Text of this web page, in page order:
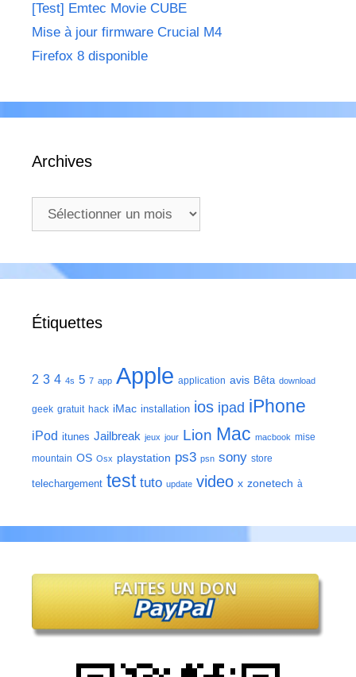
[Test] Emtec Movie CUBE
Mise à jour firmware Crucial M4
Firefox 8 disponible
Archives
Archives
Étiquettes
2 3 4 4s 5 7 app Apple application avis Bêta download
geek gratuit hack iMac installation ios ipad iPhone
iPod itunes Jailbreak jeux jour Lion Mac macbook mise
mountain OS Osx playstation ps3 psn sony store
telechargement test tuto update video x zonetech à